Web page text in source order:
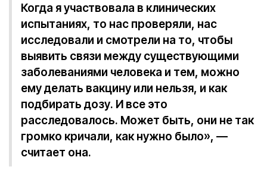
Когда я участвовала в клинических
испытаниях, то нас проверяли, нас
исследовали и смотрели на то, чтобы
выявить связи между существующими
заболеваниями человека и тем, можно
ему делать вакцину или нельзя, и как
подбирать дозу. И все это
расследовалось. Может быть, они не так
громко кричали, как нужно было», —
считает она.